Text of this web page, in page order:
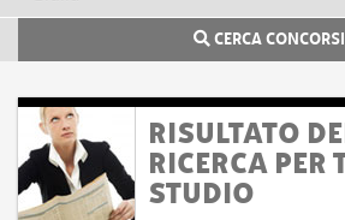
CERCA CONCORSI
RISULTATO
RICERCA PER
STUDIO